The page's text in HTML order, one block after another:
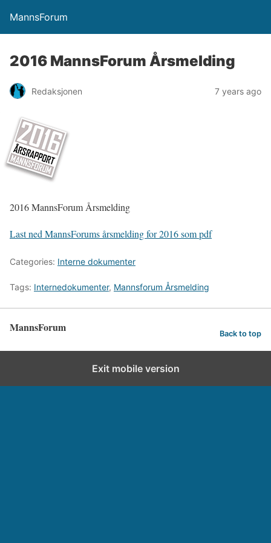
MannsForum
2016 MannsForum Årsmelding
Redaksjonen 7 years ago
2016 MannsForum Årsmelding
Last ned MannsForums årsmelding for 2016 som pdf
Categories: Interne dokumenter
Tags: Internedokumenter, Mannsforum Årsmelding
MannsForum Back to top
Exit mobile version